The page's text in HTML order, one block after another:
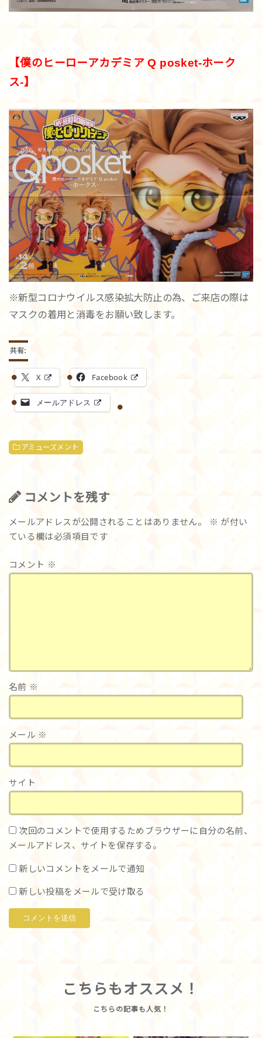
【僕のヒーローアカデミア Q posket-ホーク
ス-】
※新型コロナウイルス感染拡大防止の為、ご来店の際は
マスクの着用と消毒をお願い致します。
共有:
X Facebook
メールアドレス
アミューズメント
コメントを残す
メールアドレスが公開されることはありません。 ※ が付い
ている欄は必須項目です
コメント ※
名前 ※
メール ※
サイト
次回のコメントで使用するためブラウザーに自分の名前、
メールアドレス、サイトを保存する。
新しいコメントをメールで通知
新しい投稿をメールで受け取る
こちらもオススメ！